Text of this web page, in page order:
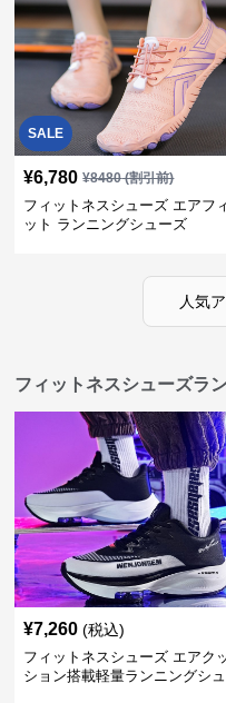
SALE
¥6,780 ¥8480(割引前)
フィットネスシューズ エアフ
ット ランニングシューズ
人気
フィットネスシューズラ
¥7,260 (税込)
フィットネスシューズ エアク
ション搭載軽量ランニングシュ